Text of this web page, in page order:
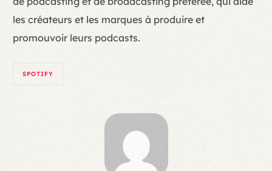
les créateurs et les marques à produire et
promouvoir leurs podcasts.
SPOTIFY